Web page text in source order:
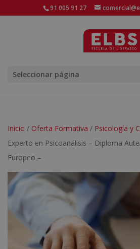
91 005 91 27
Seleccionar página
Inicio / Oferta Formativa / Psicología y
Experto en Psicoanálisis – Diploma
Europeo –